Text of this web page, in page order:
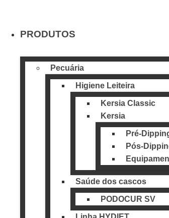
PRODUTOS
Pecuária
Higiene Leiteira
Kersia Classic
Kersia
Pré-
Pós-
Saúde dos cascos
PODOCUR SV